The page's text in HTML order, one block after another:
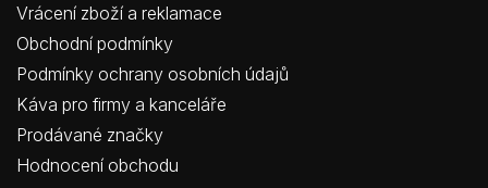
Vrácení zboží a reklamace
Obchodní podmínky
Podmínky ochrany osobních údajů
Káva pro firmy a kanceláře
Prodávané značky
Hodnocení obchodu